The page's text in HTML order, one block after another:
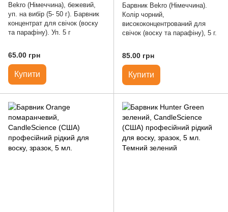
Bekro (Німеччина), бежевий,
уп. на вибір (5- 50 г). Барвник
концентрат для свічок (воску
та парафіну). Уп. 5 г
65.00 грн
Купити
Барвник Bekro (Німеччина).
Колір чорний,
висококонцентрований для
свічок (воску та парафіну), 5 г.
85.00 грн
Купити